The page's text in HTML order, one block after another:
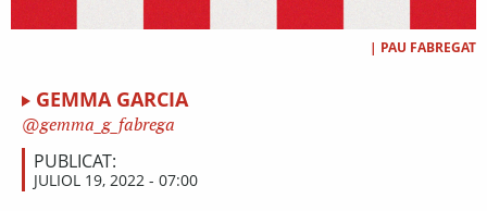
| PAU FABREGAT
GEMMA GARCIA
gemma_g_fabrega
PUBLICAT:
JULIOL 19, 2022 - 07:00